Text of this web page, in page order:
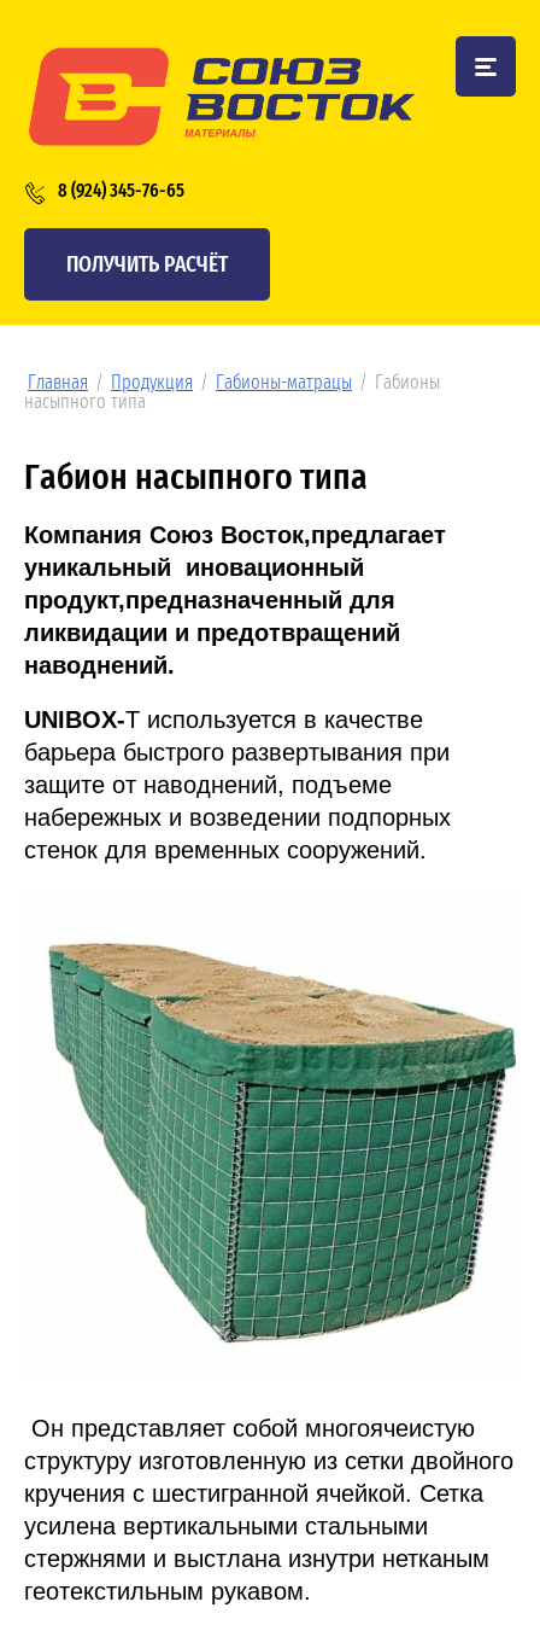
8 (924) 345-76-65
ПОЛУЧИТЬ РАСЧЁТ
Главная / Продукция / Габионы-матрацы /
Габионы
насыпного типа
Габион насыпного типа
Компания Союз Восток,предлагает
уникальный иновационный
продукт,предназначенный для
ликвидации и предотвращений
наводнений.
UNIBOX-T используется в качестве
барьера быстрого развертывания при
защите от наводнений, подъеме
набережных и возведении подпорных
стенок для временных сооружений.
Он представляет собой многоячеистую
структуру изготовленную из сетки двойного
кручения с шестигранной ячейкой. Сетка
усилена вертикальными стальными
стержнями и выстлана изнутри нетканым
геотекстильным рукавом.